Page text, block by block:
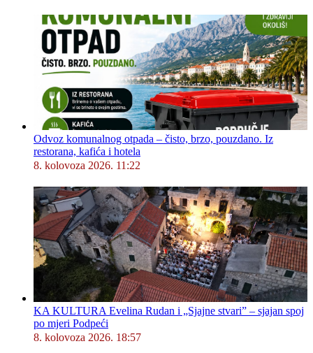
Odvoz komunalnog otpada – čisto, brzo, pouzdano. Iz
restorana, kafića i hotela
8. kolovoza 2026. 11:22
KA KULTURA Evelina Rudan i „Sjajne stvari” – sjajan spoj
po mjeri Podpeći
8. kolovoza 2026. 18:57